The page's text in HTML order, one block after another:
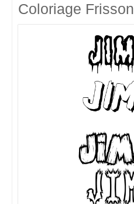
Coloriage Frisson